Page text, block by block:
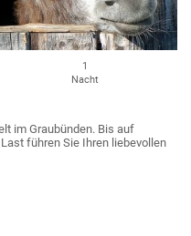
1
Nacht
im Graubünden. Bis auf
führen Sie Ihren liebevollen